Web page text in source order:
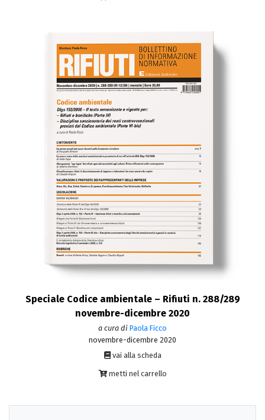
Speciale Codice ambientale – Rifiuti n. 288/289
novembre-dicembre 2020
a cura di Paola Ficco
novembre-dicembre 2020
vai alla scheda
metti nel carrello